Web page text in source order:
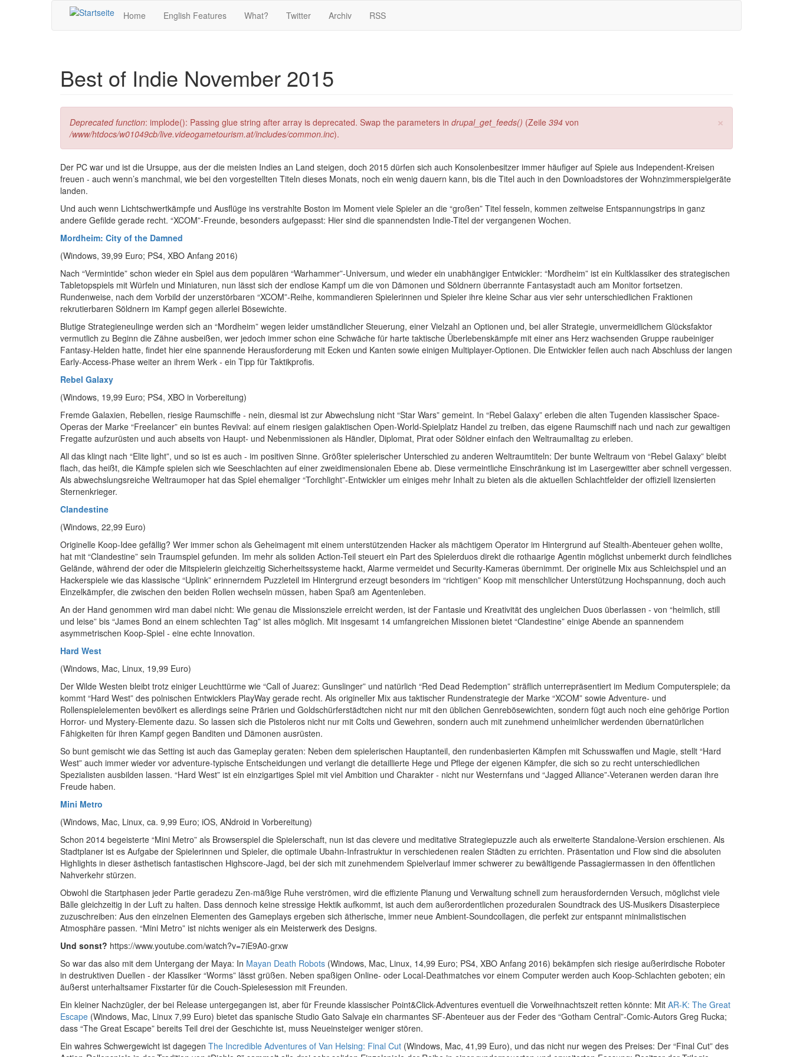
Home
English Features What? Twitter Archiv RSS
Best of Indie November 2015
×
Fehlermeldung
Deprecated function: implode(): Passing glue string after array is deprecated. Swap the parameters in drupal_get_feeds() (Zeile 394 von
/www/htdocs/w01049cb/live.videogametourism.at/includes/common.inc).
Der PC war und ist die Ursuppe, aus der die meisten Indies an Land steigen, doch 2015 dürfen sich auch Konsolenbesitzer immer häufiger auf Spiele aus Independent-Kreisen
freuen - auch wenn’s manchmal, wie bei den vorgestellten Titeln dieses Monats, noch ein wenig dauern kann, bis die Titel auch in den Downloadstores der Wohnzimmerspielgeräte
landen.
Und auch wenn Lichtschwertkämpfe und Ausflüge ins verstrahlte Boston im Moment viele Spieler an die “großen” Titel fesseln, kommen zeitweise Entspannungstrips in ganz
andere Gefilde gerade recht. “XCOM”-Freunde, besonders aufgepasst: Hier sind die spannendsten Indie-Titel der vergangenen Wochen.
Mordheim: City of the Damned
(Windows, 39,99 Euro; PS4, XBO Anfang 2016)
Nach “Vermintide” schon wieder ein Spiel aus dem populären “Warhammer”-Universum, und wieder ein unabhängiger Entwickler: “Mordheim” ist ein Kultklassiker des strategischen
Tabletopspiels mit Würfeln und Miniaturen, nun lässt sich der endlose Kampf um die von Dämonen und Söldnern überrannte Fantasystadt auch am Monitor fortsetzen.
Rundenweise, nach dem Vorbild der unzerstörbaren “XCOM”-Reihe, kommandieren Spielerinnen und Spieler ihre kleine Schar aus vier sehr unterschiedlichen Fraktionen
rekrutierbaren Söldnern im Kampf gegen allerlei Bösewichte.
Blutige Strategieneulinge werden sich an “Mordheim” wegen leider umständlicher Steuerung, einer Vielzahl an Optionen und, bei aller Strategie, unvermeidlichem Glücksfaktor
vermutlich zu Beginn die Zähne ausbeißen, wer jedoch immer schon eine Schwäche für harte taktische Überlebenskämpfe mit einer ans Herz wachsenden Gruppe raubeiniger
Fantasy-Helden hatte, findet hier eine spannende Herausforderung mit Ecken und Kanten sowie einigen Multiplayer-Optionen. Die Entwickler feilen auch nach Abschluss der langen
Early-Access-Phase weiter an ihrem Werk - ein Tipp für Taktikprofis.
Rebel Galaxy
(Windows, 19,99 Euro; PS4, XBO in Vorbereitung)
Fremde Galaxien, Rebellen, riesige Raumschiffe - nein, diesmal ist zur Abwechslung nicht “Star Wars” gemeint. In “Rebel Galaxy” erleben die alten Tugenden klassischer Space-
Operas der Marke “Freelancer” ein buntes Revival: auf einem riesigen galaktischen Open-World-Spielplatz Handel zu treiben, das eigene Raumschiff nach und nach zur gewaltigen
Fregatte aufzurüsten und auch abseits von Haupt- und Nebenmissionen als Händler, Diplomat, Pirat oder Söldner einfach den Weltraumalltag zu erleben.
All das klingt nach “Elite light”, und so ist es auch - im positiven Sinne. Größter spielerischer Unterschied zu anderen Weltraumtiteln: Der bunte Weltraum von “Rebel Galaxy” bleibt
flach, das heißt, die Kämpfe spielen sich wie Seeschlachten auf einer zweidimensionalen Ebene ab. Diese vermeintliche Einschränkung ist im Lasergewitter aber schnell vergessen.
Als abwechslungsreiche Weltraumoper hat das Spiel ehemaliger “Torchlight”-Entwickler um einiges mehr Inhalt zu bieten als die aktuellen Schlachtfelder der offiziell lizensierten
Sternenkrieger.
Clandestine
(Windows, 22,99 Euro)
Originelle Koop-Idee gefällig? Wer immer schon als Geheimagent mit einem unterstützenden Hacker als mächtigem Operator im Hintergrund auf Stealth-Abenteuer gehen wollte,
hat mit “Clandestine” sein Traumspiel gefunden. Im mehr als soliden Action-Teil steuert ein Part des Spielerduos direkt die rothaarige Agentin möglichst unbemerkt durch feindliches
Gelände, während der oder die Mitspielerin gleichzeitig Sicherheitssysteme hackt, Alarme vermeidet und Security-Kameras übernimmt. Der originelle Mix aus Schleichspiel und an
Hackerspiele wie das klassische “Uplink” erinnerndem Puzzleteil im Hintergrund erzeugt besonders im “richtigen” Koop mit menschlicher Unterstützung Hochspannung, doch auch
Einzelkämpfer, die zwischen den beiden Rollen wechseln müssen, haben Spaß am Agentenleben.
An der Hand genommen wird man dabei nicht: Wie genau die Missionsziele erreicht werden, ist der Fantasie und Kreativität des ungleichen Duos überlassen - von “heimlich, still
und leise” bis “James Bond an einem schlechten Tag” ist alles möglich. Mit insgesamt 14 umfangreichen Missionen bietet “Clandestine” einige Abende an spannendem
asymmetrischen Koop-Spiel - eine echte Innovation.
Hard West
(Windows, Mac, Linux, 19,99 Euro)
Der Wilde Westen bleibt trotz einiger Leuchttürme wie “Call of Juarez: Gunslinger” und natürlich “Red Dead Redemption” sträflich unterrepräsentiert im Medium Computerspiele; da
kommt “Hard West” des polnischen Entwicklers PlayWay gerade recht. Als origineller Mix aus taktischer Rundenstrategie der Marke “XCOM” sowie Adventure- und
Rollenspielelementen bevölkert es allerdings seine Prärien und Goldschürferstädtchen nicht nur mit den üblichen Genrebösewichten, sondern fügt auch noch eine gehörige Portion
Horror- und Mystery-Elemente dazu. So lassen sich die Pistoleros nicht nur mit Colts und Gewehren, sondern auch mit zunehmend unheimlicher werdenden übernatürlichen
Fähigkeiten für ihren Kampf gegen Banditen und Dämonen ausrüsten.
So bunt gemischt wie das Setting ist auch das Gameplay geraten: Neben dem spielerischen Hauptanteil, den rundenbasierten Kämpfen mit Schusswaffen und Magie, stellt “Hard
West” auch immer wieder vor adventure-typische Entscheidungen und verlangt die detaillierte Hege und Pflege der eigenen Kämpfer, die sich so zu recht unterschiedlichen
Spezialisten ausbilden lassen. “Hard West” ist ein einzigartiges Spiel mit viel Ambition und Charakter - nicht nur Westernfans und “Jagged Alliance”-Veteranen werden daran ihre
Freude haben.
Mini Metro
(Windows, Mac, Linux, ca. 9,99 Euro; iOS, ANdroid in Vorbereitung)
Schon 2014 begeisterte “Mini Metro” als Browserspiel die Spielerschaft, nun ist das clevere und meditative Strategiepuzzle auch als erweiterte Standalone-Version erschienen. Als
Stadtplaner ist es Aufgabe der Spielerinnen und Spieler, die optimale Ubahn-Infrastruktur in verschiedenen realen Städten zu errichten. Präsentation und Flow sind die absoluten
Highlights in dieser ästhetisch fantastischen Highscore-Jagd, bei der sich mit zunehmendem Spielverlauf immer schwerer zu bewältigende Passagiermassen in den öffentlichen
Nahverkehr stürzen.
Obwohl die Startphasen jeder Partie geradezu Zen-mäßige Ruhe verströmen, wird die effiziente Planung und Verwaltung schnell zum herausfordernden Versuch, möglichst viele
Bälle gleichzeitig in der Luft zu halten. Dass dennoch keine stressige Hektik aufkommt, ist auch dem außerordentlichen prozeduralen Soundtrack des US-Musikers Disasterpiece
zuzuschreiben: Aus den einzelnen Elementen des Gameplays ergeben sich ätherische, immer neue Ambient-Soundcollagen, die perfekt zur entspannt minimalistischen
Atmosphäre passen. “Mini Metro” ist nichts weniger als ein Meisterwerk des Designs.
Und sonst? https://www.youtube.com/watch?v=7iE9A0-grxw
So war das also mit dem Untergang der Maya: In Mayan Death Robots (Windows, Mac, Linux, 14,99 Euro; PS4, XBO Anfang 2016) bekämpfen sich riesige außerirdische Roboter
in destruktiven Duellen - der Klassiker “Worms” lässt grüßen. Neben spaßigen Online- oder Local-Deathmatches vor einem Computer werden auch Koop-Schlachten geboten; ein
äußerst unterhaltsamer Fixstarter für die Couch-Spielesession mit Freunden.
Ein kleiner Nachzügler, der bei Release untergegangen ist, aber für Freunde klassischer Point&Click-Adventures eventuell die Vorweihnachtszeit retten könnte: Mit AR-K: The Great
Escape (Windows, Mac, Linux 7,99 Euro) bietet das spanische Studio Gato Salvaje ein charmantes SF-Abenteuer aus der Feder des “Gotham Central”-Comic-Autors Greg Rucka;
dass “The Great Escape” bereits Teil drei der Geschichte ist, muss Neueinsteiger weniger stören.
Ein wahres Schwergewicht ist dagegen The Incredible Adventures of Van Helsing: Final Cut (Windows, Mac, 41,99 Euro), und das nicht nur wegen des Preises: Der “Final Cut” des